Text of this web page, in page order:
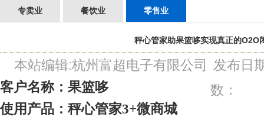
专卖业 餐饮业 零售业
秤心管家助果篮哆实现真正的O2O
本站编辑:杭州富超电子有限公司
发布日
数：
客户名称：果篮哆
使用产品：秤心管家3+微商城